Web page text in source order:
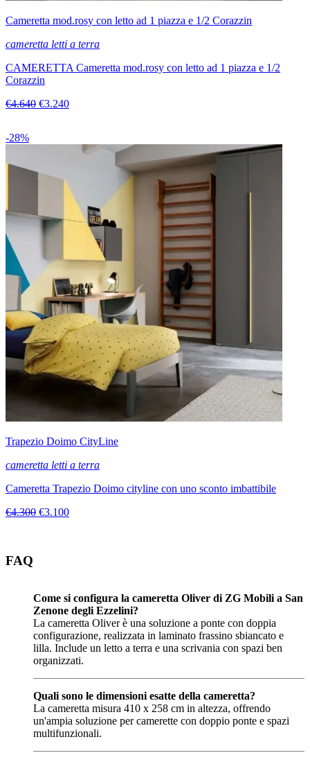
Cameretta mod.rosy con letto ad 1 piazza e 1/2 Corazzin
cameretta letti a terra
CAMERETTA Cameretta mod.rosy con letto ad 1 piazza e 1/2
Corazzin
€4.640 €3.240
-28%
Trapezio Doimo CityLine
cameretta letti a terra
Cameretta Trapezio Doimo cityline con uno sconto imbattibile
€4.300 €3.100
FAQ
Come si configura la cameretta Oliver di ZG Mobili a San
Zenone degli Ezzelini?
La cameretta Oliver è una soluzione a ponte con doppia
configurazione, realizzata in laminato frassino sbiancato e
lilla. Include un letto a terra e una scrivania con spazi ben
organizzati.
Quali sono le dimensioni esatte della cameretta?
La cameretta misura 410 x 258 cm in altezza, offrendo
un'ampia soluzione per camerette con doppio ponte e spazi
multifunzionali.